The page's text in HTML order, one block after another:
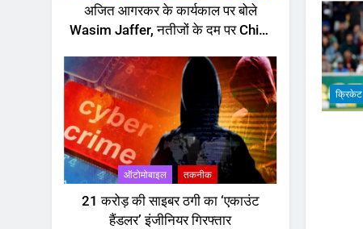
अजित आगरकर के कार्यकाल पर बोले
Wasim Jaffer, नतीजों के दम पर Chief
ऑटोमोबाइल तकनीक
21 करोड़ की साइबर ठगी का ‘एकाउंट
हैंडलर’ इंजीनियर गिरफ्तार
क्रिकेट